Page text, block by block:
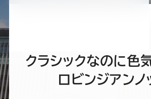
ダ
ー
ダ ダ
ー
クラシックなのに色
ロビンジアンノ